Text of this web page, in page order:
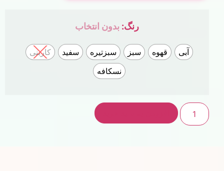
رنگ: بدون انتخاب
آبی قهوه سبز سبزتیره سفید
کاربنی
نسکافه